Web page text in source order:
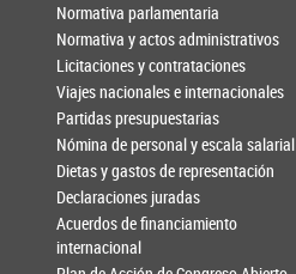
Normativa parlamentaria
Normativa y actos administrativos
Licitaciones y contrataciones
Viajes nacionales e internacionales
Partidas presupuestarias
Nómina de personal y escala salarial
Dietas y gastos de representación
Declaraciones juradas
Acuerdos de financiamiento
internacional